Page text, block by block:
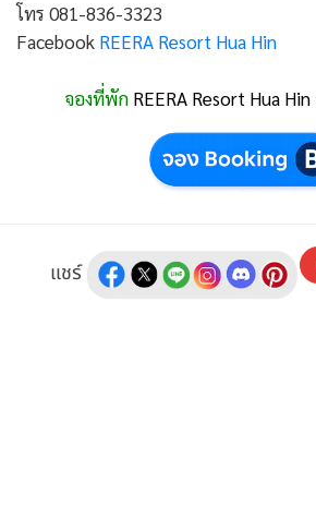
โทร 081-836-3323
Facebook REERA Resort Hua Hin
จองที่พัก REERA Resort Hua
แชร์